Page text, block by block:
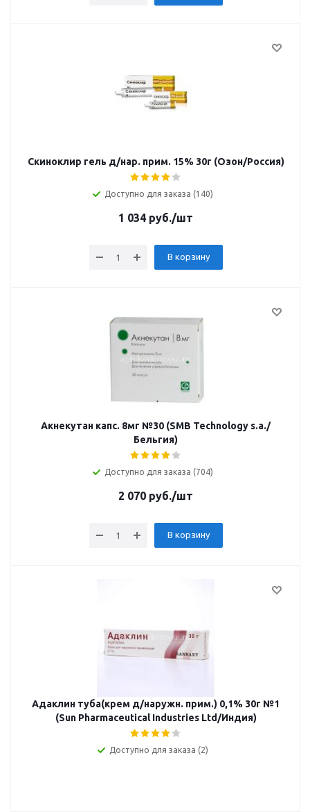
Скиноклир гель д/нар. прим. 15% 30г (Озон/Россия)
Доступно для заказа (140)
1 034 руб./шт
В корзину
Акнекутан капс. 8мг №30 (SMB Technology s.a./
Бельгия)
Доступно для заказа (704)
2 070 руб./шт
В корзину
Адаклин туба(крем д/наружн. прим.) 0,1% 30г №1
(Sun Pharmaceutical Industries Ltd/Индия)
Доступно для заказа (2)